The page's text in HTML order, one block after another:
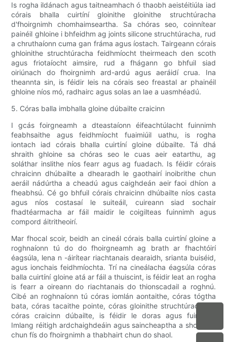
Is rogha ildánach agus taitneamhach ó thaobh aeistéitiúla iad
córais bhalla cuirtíní gloinithe gloinithe struchtúracha
d'fhoirgnimh chomhaimseartha. Sa chóras seo, coinnítear
painéil ghloine i bhfeidhm ag joints silicone struchtúracha, rud
a chruthaíonn cuma gan fráma agus íostach. Tairgeann córais
ghloinithe struchtúracha feidhmíocht theirmeach den scoth
agus friotaíocht aimsire, rud a fhágann go bhfuil siad
oiriúnach do fhoirgnimh ard-ardú agus aeráidí crua. Ina
theannta sin, is féidir leis na córais seo freastal ar phainéil
ghloine níos mó, radhairc agus solas an lae a uasmhéadú.
5. Córas balla imbhalla gloine dúbailte craicinn
I gcás foirgneamh a dteastaíonn éifeachtúlacht fuinnimh
feabhsaithe agus feidhmíocht fuaimiúil uathu, is rogha
iontach iad córais bhalla cuirtíní gloine dúbailte. Tá dhá
shraith ghloine sa chóras seo le cuas aeir eatarthu, ag
soláthar inslithe níos fearr agus ag fuadach. Is féidir córais
chraicinn dhúbailte a dhearadh le gaothairí inoibrithe chun
aeráil nádúrtha a cheadú agus caighdeán aeir faoi dhíon a
fheabhsú. Cé go bhfuil córais chraicinn dhúbailte níos casta
agus níos costasaí le suiteáil, cuireann siad sochair
fhadtéarmacha ar fáil maidir le coigilteas fuinnimh agus
compord áitritheoirí.
Mar fhocal scoir, beidh an cineál córais balla cuirtíní gloine a
roghnaíonn tú do do fhoirgneamh ag brath ar fhachtóirí
éagsúla, lena n -áirítear riachtanais dearaidh, srianta buiséid,
agus ionchais feidhmíochta. Trí na cineálacha éagsúla córas
balla cuirtíní gloine atá ar fáil a thuiscint, is féidir leat an rogha
is fearr a oireann do riachtanais do thionscadail a roghnú.
Cibé an roghnaíonn tú córas iomlán aontaithe, córas tógtha
bata, córas tacaithe pointe, córas gloinithe struchtúrach, nó
córas craicinn dúbailte, is féidir le doras agus fuinneog
Imlang réitigh ardchaighdeáin agus saincheaptha a sholáthar
chun fís do fhoirgnimh a thabhairt chun do shaol.